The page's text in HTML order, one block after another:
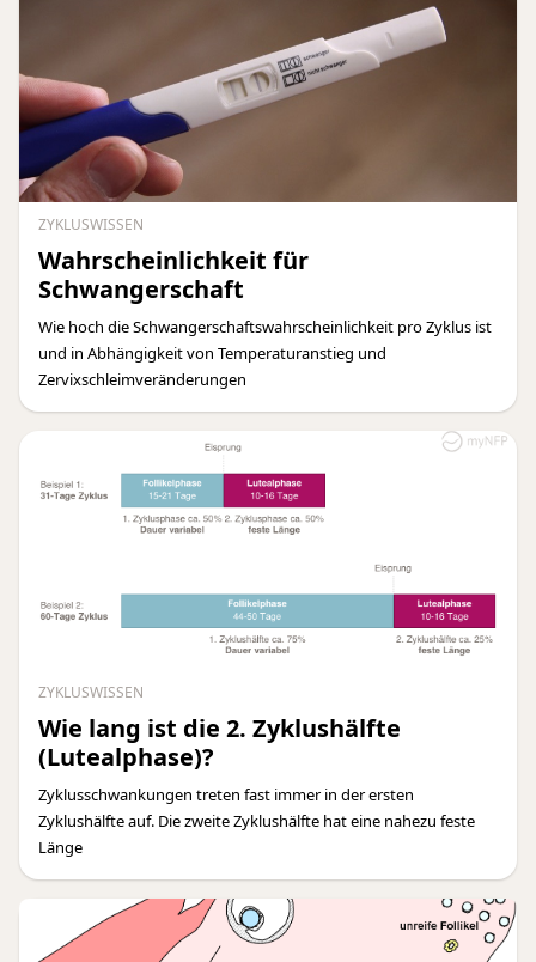
ZYKLUSWISSEN
Wahrscheinlichkeit für
Schwangerschaft
Wie hoch die Schwangerschaftswahrscheinlichkeit pro Zyklus ist
und in Abhängigkeit von Temperaturanstieg und
Zervixschleimveränderungen
ZYKLUSWISSEN
Wie lang ist die 2. Zyklushälfte
(Lutealphase)?
Zyklusschwankungen treten fast immer in der ersten
Zyklushälfte auf. Die zweite Zyklushälfte hat eine nahezu feste
Länge